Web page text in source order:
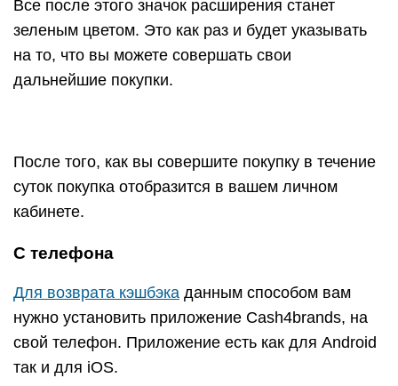
Для возврата кэшбэкаданным способом вам
нужно установить приложение Cash4brands, на
свой телефон. Приложение есть как для Android
так и для iOS.
Далее открываете приложение, находите в
каталоге нужный вам интернет магазини
нажимаете по нему. После чего вы будете
магазина. Совершаете покупку и вознаграждение
само будет начислено на ваш счет в сервисе
через некоторое время.
О сервисе Cash4Brands